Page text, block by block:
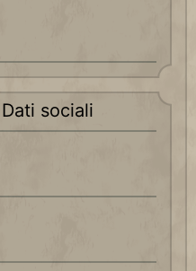
sociali